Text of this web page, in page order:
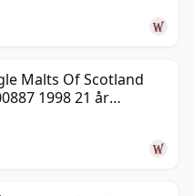
Malts Of Scotland
1998 21 år